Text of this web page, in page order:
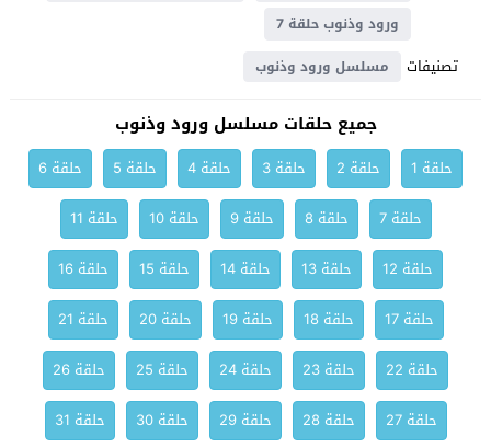
ورود وذنوب حلقة 7
تصنيفات مسلسل ورود وذنوب
جميع حلقات مسلسل ورود وذنوب
حلقة 1 حلقة 2 حلقة 3 حلقة 4 حلقة 5
حلقة 6
حلقة 7
حلقة 8 حلقة 9 حلقة 10
حلقة 11
حلقة 12
حلقة 13 حلقة 14 حلقة 15
حلقة 16
حلقة 17
حلقة 18 حلقة 19 حلقة 20
حلقة 21
حلقة 22
حلقة 23 حلقة 24 حلقة 25
حلقة 26
حلقة 27
حلقة 28 حلقة 29 حلقة 30
حلقة 31